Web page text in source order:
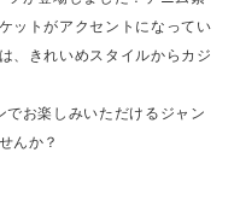
ットがアクセントになってい
、きれいめスタイルからカジ
お楽しみいただけるジャン
んか？